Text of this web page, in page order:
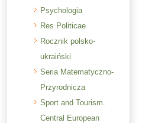
Psychologia
Res Politicae
Rocznik polsko-
ukraiński
Seria Matematyczno-
Przyrodnicza
Sport and Tourism.
Central European